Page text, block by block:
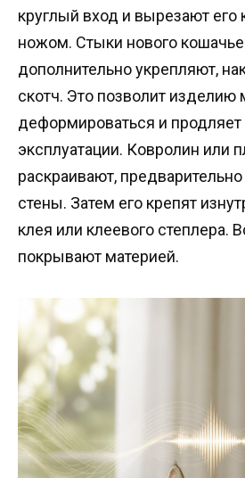
круглый вход и вырезают его
ножом. Стыки нового
дополнительно укрепляют,
скотч. Это позволит изделию
деформироваться и продляет
эксплуатации. Ковролин или
раскраивают,
стены. Затем его крепят
клея или клеевого степлера.
покрывают материей.